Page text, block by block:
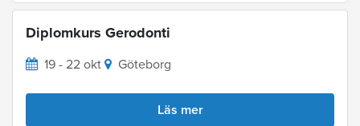
Diplomkurs Gerodonti
19 - 22 okt Göteborg
Läs mer